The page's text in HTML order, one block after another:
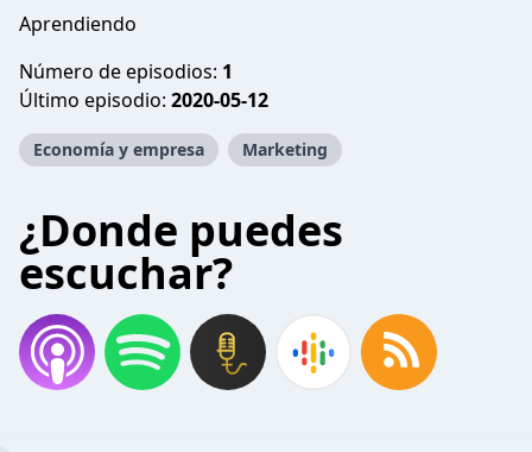
Aprendiendo
Número de episodios: 1
Último episodio: 2020-05-12
Economía y empresa Marketing
¿Donde puedes
escuchar?